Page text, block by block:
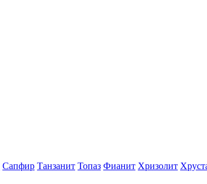
Сапфир Танзанит Топаз Фианит Хризолит